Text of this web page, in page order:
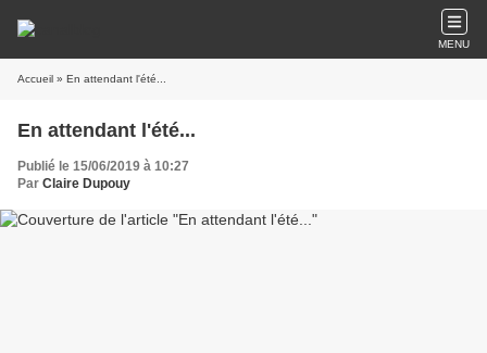
MENU
Accueil » En attendant l'été...
En attendant l'été...
Publié le 15/06/2019 à 10:27
Par Claire Dupouy